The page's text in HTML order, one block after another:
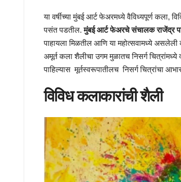
या वर्षीच्या मुंबई आर्ट फेअरमध्ये वैविध्यपूर्ण कला,
पसंत पडतील.मुंबई आर्ट फेअरचे संचालक राजेंद्र
पाहायला मिळतील आणि या महोत्सवामध्ये असलेली
अमूर्त कला शैलीचा उगम मुळातच निसर्ग
पाहिल्यास मूर्तस्वरूपातीलच निसर्ग चित्रांचा
विविध कलाकारांची शैली